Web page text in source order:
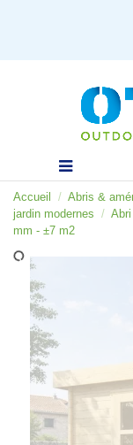
Accueil Abris &
jardin modernes
mm - ±7 m2